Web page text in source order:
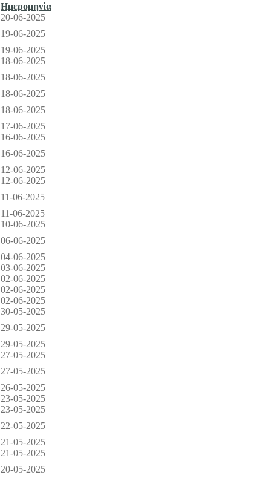
Ημερομηνία
20-06-2025
19-06-2025
19-06-2025
18-06-2025
18-06-2025
18-06-2025
18-06-2025
17-06-2025
16-06-2025
16-06-2025
12-06-2025
12-06-2025
11-06-2025
11-06-2025
10-06-2025
06-06-2025
04-06-2025
03-06-2025
02-06-2025
02-06-2025
02-06-2025
30-05-2025
29-05-2025
29-05-2025
27-05-2025
27-05-2025
26-05-2025
23-05-2025
23-05-2025
22-05-2025
21-05-2025
21-05-2025
20-05-2025